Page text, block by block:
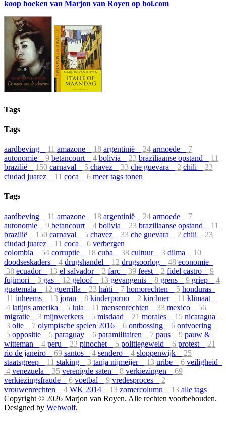
koop boeken van Marjon van Royen op bol.com
Tags
Tags
aardbeving 11 amazone 18 argentinië 24 armoede
7
autonomie
9 betancourt 4 bolivia 23 braziliaanse opstand
11
brazilië
150 carnaval 5 chavez 33 che guevara 2 chili
23
ciudad juarez
11 coca 6 meer tags tonen
Tags
aardbeving 11 amazone 18 argentinië 24 armoede
7
autonomie
9 betancourt 4 bolivia 23 braziliaanse opstand
11
brazilië
150 carnaval 5 chavez 33 che guevara 2 chili
23
ciudad juarez
11 coca 6 verbergen
colombia
54 corruptie 18 cuba 38 cultuur 3 dilma
10
doodseskaders
4 drugshandel 12 drugsoorlog 48 economie
38 ecuador 13 el salvador 2 farc 39 feest 2 fidel castro
9
fujimori
3 gas 12 geloof 13 gevangenis 8 grens 9 griep
4
guatemala
12 guerrilla 23 haïti 7 homorechten 5 honduras
11 inheems 13 joran 8 kinderporno 2 kirchner 11 klimaat
4 latijns amerika 5 lula 11 mensenrechten 33 mexico
56
migratie
3 mijnwerkers 5 misdaad 21 morales 15 nicaragua
3 olie 7 olympische spelen 2016 6 ontbossing 6 ontvoering
5 oppositie 5 paraguay 6 paramilitairen 7 paus 9 pauw &
witteman
4 peru 23 pinochet 5 politiegeweld 6 protest
21
rio de janeiro
69 santos 4 sendero 4 sloppenwijk
25
staatsgreep
11 staking 3 tanja nijmeijer 13 uribe 6 veiligheid
4 venezuela 35 verenigde saten 8 verkiezingen
69
verkiezingsfraude
6 voetbal 9 vredesproces
2
vrouwenrechten
4 WK 2014 13 zomercolumn 13 alle tags
Copyright © 2026 Marjon van Royen. Alle rechten voorbehouden.
Designed by Webwolf.